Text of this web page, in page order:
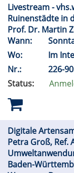
Livestream -
Ruinenstädte in
Prof. Dr. Martin
Wann:
Wo:
Im
Nr.:
226-
Status:
Digitale
Petra Groß, Ref.
Baden-